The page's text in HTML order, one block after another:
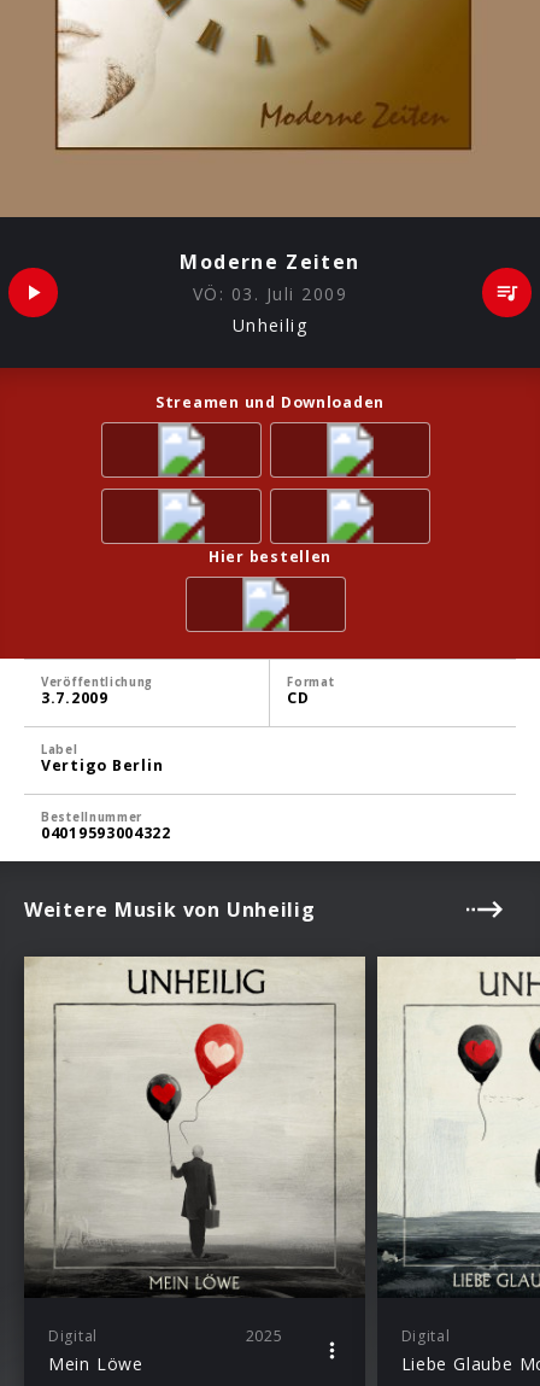
Moderne Zeiten
VÖ: 03. Juli 2009
Unheilig
Streamen und Downloaden
Hier bestellen
Veröffentlichung
3.7.2009
Format
CD
Label
Vertigo Berlin
Bestellnummer
04019593004322
Weitere Musik von Unheilig
Digital 2025
Mein Löwe
Digital
Liebe Glaube